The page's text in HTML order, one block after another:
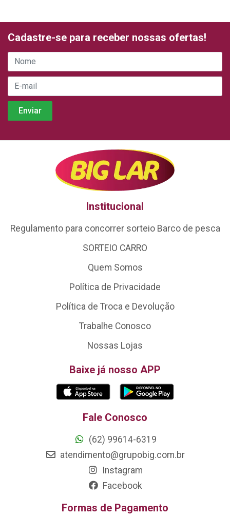
Cadastre-se para receber nossas ofertas!
Institucional
Regulamento para concorrer sorteio Barco de pesca
SORTEIO CARRO
Quem Somos
Política de Privacidade
Política de Troca e Devolução
Trabalhe Conosco
Nossas Lojas
Baixe já nosso APP
Fale Conosco
(62) 99614-6319
atendimento@grupobig.com.br
Instagram
Facebook
Formas de Pagamento